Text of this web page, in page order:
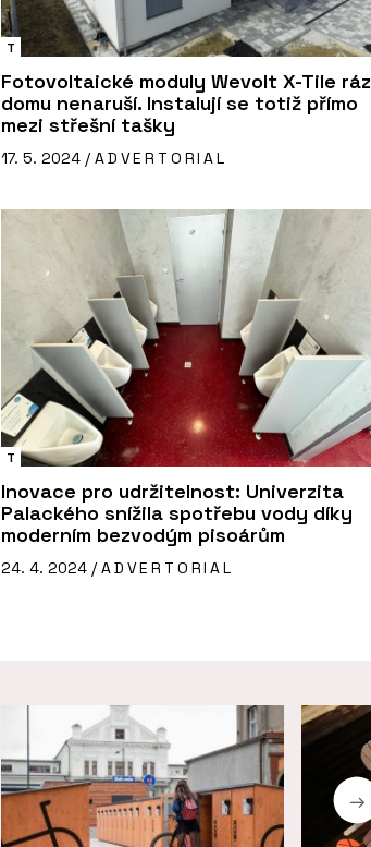
T
Fotovoltaické moduly Wevolt X-Tile ráz
domu nenaruší. Instalují se totiž přímo
mezi střešní tašky
17. 5. 2024 / ADVERTORIAL
T
Inovace pro udržitelnost: Univerzita
Palackého snížila spotřebu vody díky
moderním bezvodým pisoárům
24. 4. 2024 / ADVERTORIAL